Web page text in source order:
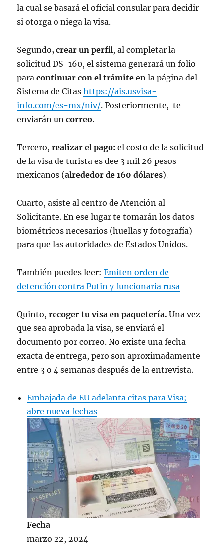
la cual se basará el oficial consular para decidir
si otorga o niega la visa.
Segundo, crear un perfil, al completar la
solicitud DS-160, el sistema generará un folio
paracontinuar con el trámite en la página del
Sistema de Citashttps://ais.usvisa-
info.com/es-mx/niv/. Posteriormente, te
enviarán uncorreo.
Tercero,realizar el pago: el costo de la solicitud
de la visa de turista es dee 3 mil 26 pesos
mexicanos (alrededor de 160 dólares).
Cuarto, asiste al centro de Atención al
Solicitante. En ese lugar te tomarán los datos
biométricos necesarios (huellas y fotografía)
para que las autoridades de Estados Unidos.
También puedes leer:Emiten orden de
detención contra Putin y funcionaria rusa
Quinto, recoger tu visa en paquetería. Una vez
que sea aprobada la visa, se enviará el
documento por correo. No existe una fecha
exacta de entrega, pero son aproximadamente
entre 3 o 4 semanas después de la entrevista.
Embajada de EU adelanta citas para Visa;
abre nueva fechas
Fecha
marzo 22, 2024